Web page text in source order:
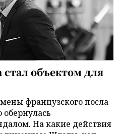
объектом для
французского посла
На какие действия